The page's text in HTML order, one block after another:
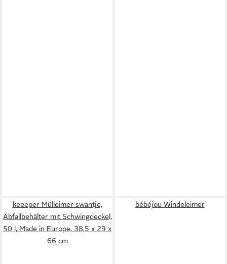
keeeper Mülleimer swantje,
Abfallbehälter mit Schwingdeckel,
50 l, Made in Europe, 38,5 x 29 x
66 cm
bébéjou Windeleimer